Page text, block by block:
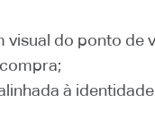
do ponto de
à